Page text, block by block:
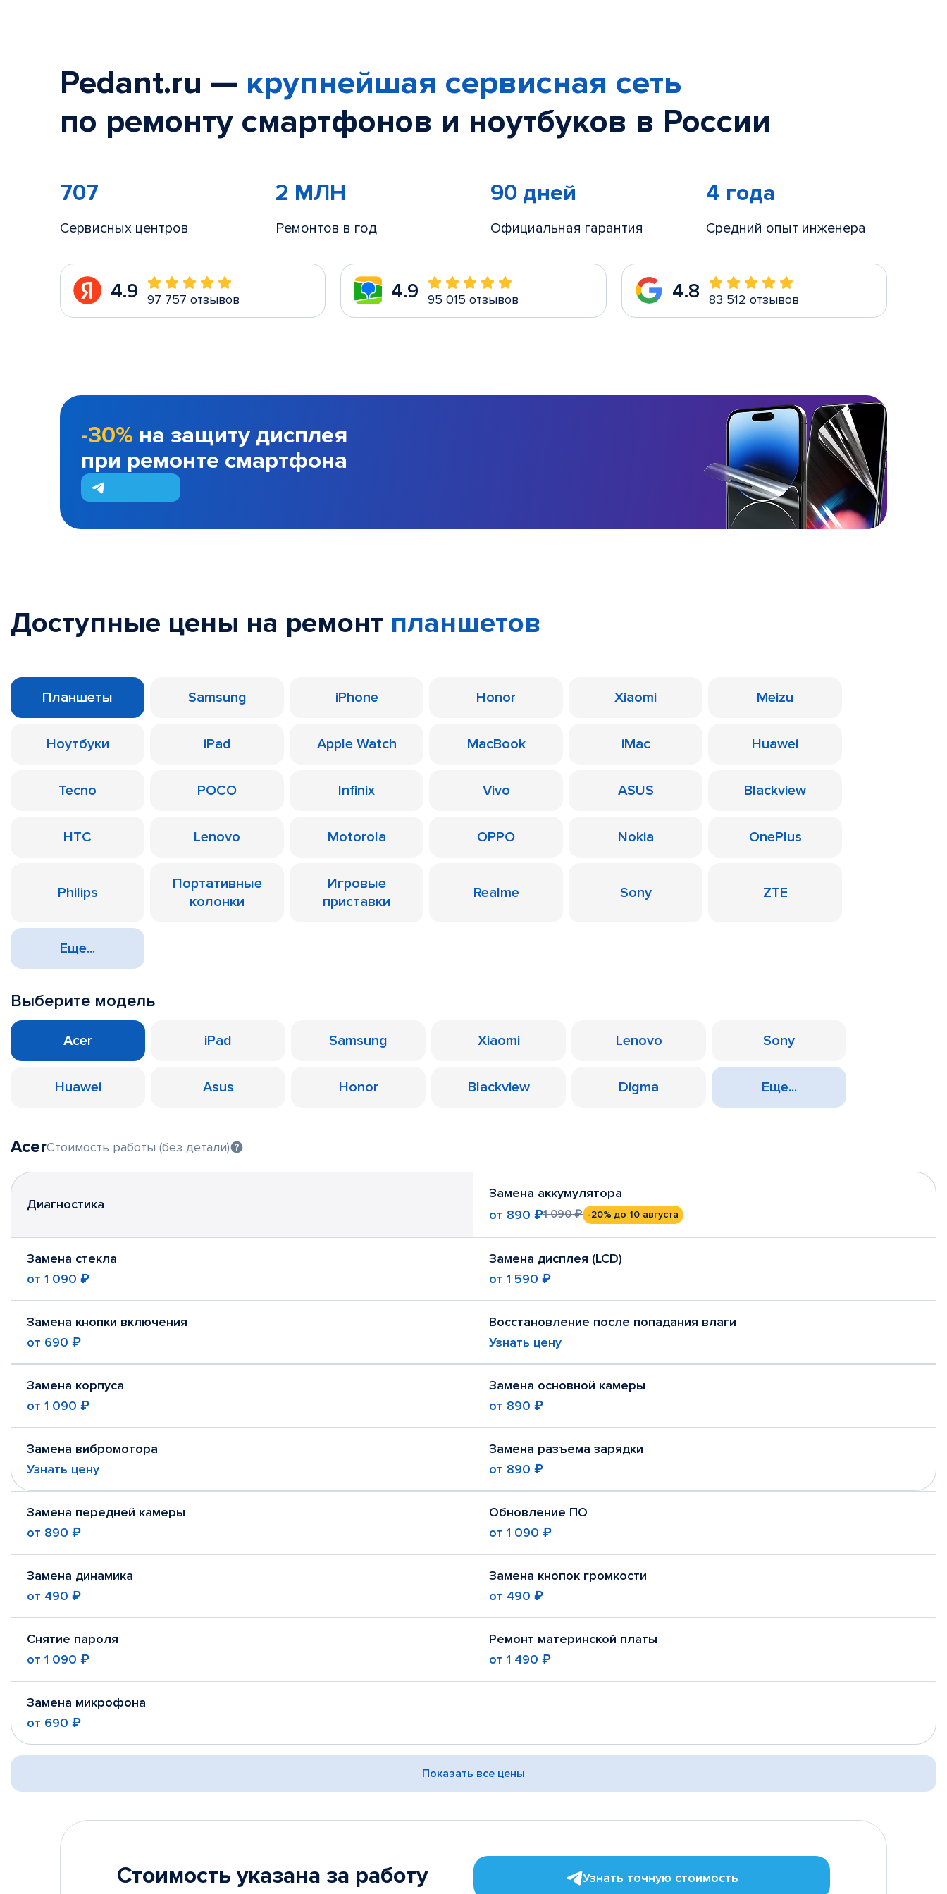
Pedant.ru — крупнейшая сервисная сеть
по ремонту смартфонов и ноутбуков в России
707
Сервисных центров
2 МЛН
Ремонтов в год
90 дней
Официальная гарантия
4 года
Средний опыт инженера
4.9 97 757 отзывов 4.9 95 015 отзывов 4.8 83 512 отзывов
-30% на защиту дисплея
при ремонте смартфона
Доступные цены на ремонт планшетов
Планшеты Samsung iPhone Honor Xiaomi Meizu
Ноутбуки iPad Apple Watch MacBook iMac Huawei
Tecno POCO Infinix Vivo ASUS Blackview
HTC Lenovo Motorola OPPO Nokia OnePlus
Philips
Портативные
колонки
Игровые
приставки
Realme Sony ZTE
Еще...
Выберите модель
Acer iPad Samsung Xiaomi Lenovo Sony
Huawei Asus Honor Blackview Digma Еще...
AcerСтоимость работы (без детали)
Диагностика
Замена аккумулятора
от 890 ₽1 090 ₽ -20% до 10 августа
Замена стекла
от 1 090 ₽
Замена дисплея (LCD)
от 1 590 ₽
Замена кнопки включения
от 690 ₽
Восстановление после попадания влаги
Узнать цену
Замена корпуса
от 1 090 ₽
Замена основной камеры
от 890 ₽
Замена вибромотора
Узнать цену
Замена разъема зарядки
от 890 ₽
Замена передней камеры
от 890 ₽
Обновление ПО
от 1 090 ₽
Замена динамика
от 490 ₽
Замена кнопок громкости
от 490 ₽
Снятие пароля
от 1 090 ₽
Ремонт материнской платы
от 1 490 ₽
Замена микрофона
от 690 ₽
Показать все цены
Стоимость указана за работу Узнать точную стоимость